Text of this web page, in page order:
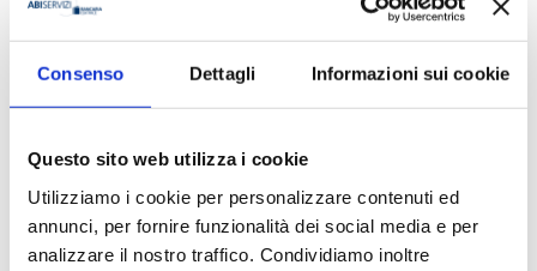
Consenso Dettagli Informazioni sui cookie
Questo sito web utilizza i cookie
Utilizziamo i cookie per personalizzare contenuti ed
annunci, per fornire funzionalità dei social media e per
analizzare il nostro traffico. Condividiamo inoltre
La digital transformation è una realtà nel settore finanziario.
Banche, FinTech e Big Tech operano in un contesto a elevata